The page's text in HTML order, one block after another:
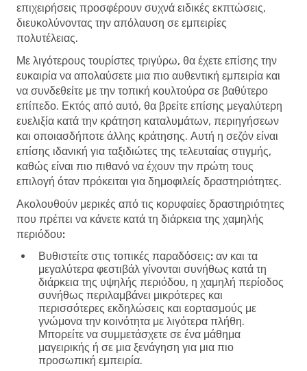
επιχειρήσεις προσφέρουν συχνά ειδικές εκπτώσεις,
διευκολύνοντας την απόλαυση σε εμπειρίες
πολυτέλειας.
Με λιγότερους τουρίστες τριγύρω, θα έχετε επίσης την
ευκαιρία να απολαύσετε μια πιο αυθεντική εμπειρία και
να συνδεθείτε με την τοπική κουλτούρα σε βαθύτερο
επίπεδο. Εκτός από αυτό, θα βρείτε επίσης μεγαλύτερη
ευελιξία κατά την κράτηση καταλυμάτων, περιηγήσεων
και οποιασδήποτε άλλης κράτησης. Αυτή η σεζόν είναι
επίσης ιδανική για ταξιδιώτες της τελευταίας στιγμής,
καθώς είναι πιο πιθανό να έχουν την πρώτη τους
επιλογή όταν πρόκειται για δημοφιλείς δραστηριότητες.
Ακολουθούν μερικές από τις κορυφαίες δραστηριότητες
που πρέπει να κάνετε κατά τη διάρκεια της χαμηλής
περιόδου:
Βυθιστείτε στις τοπικές παραδόσεις: αν και τα
μεγαλύτερα φεστιβάλ γίνονται συνήθως κατά τη
διάρκεια της υψηλής περιόδου, η χαμηλή περίοδος
συνήθως περιλαμβάνει μικρότερες και
περισσότερες εκδηλώσεις και εορτασμούς με
γνώμονα την κοινότητα με λιγότερα πλήθη.
Μπορείτε να συμμετάσχετε σε ένα μάθημα
μαγειρικής ή σε μια ξενάγηση για μια πιο
προσωπική εμπειρία.